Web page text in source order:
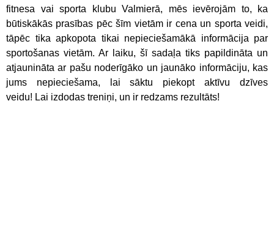
fitnesa vai sporta klubu Valmierā, mēs ievērojām to, ka
būtiskākās prasības pēc šīm vietām ir cena un sporta veidi,
tāpēc tika apkopota tikai nepieciešamākā informācija par
sportošanas vietām. Ar laiku, šī sadaļa tiks papildināta un
atjaunināta ar pašu noderīgāko un jaunāko informāciju, kas
jums nepieciešama, lai sāktu piekopt aktīvu dzīves
veidu! Lai izdodas treniņi, un ir redzams rezultāts!